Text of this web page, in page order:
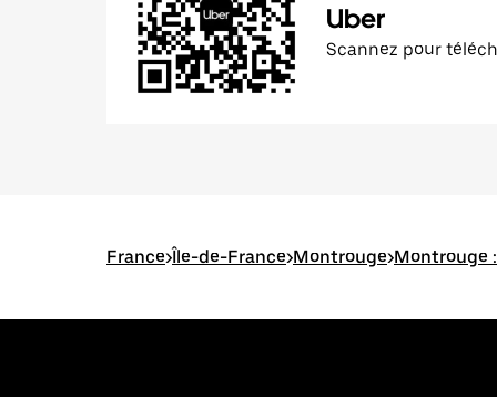
Uber
Scannez pour
France>Île-de-France>Montrouge>Montrouge